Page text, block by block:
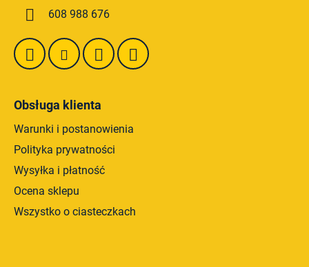
608 988 676
Obsługa klienta
Warunki i postanowienia
Polityka prywatności
Wysyłka i płatność
Ocena sklepu
Wszystko o ciasteczkach